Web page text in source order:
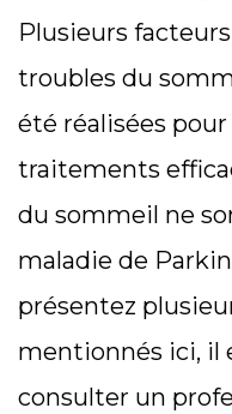
Plusieurs
troubles du
été réalisées
traitements
du sommeil ne
maladie de
présentez
mentionnés ici, il
consulter un